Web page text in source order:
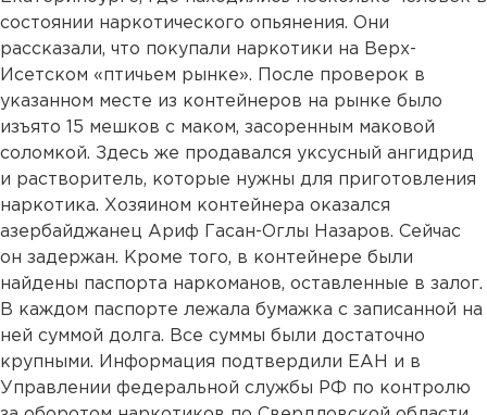
состоянии наркотического опьянения. Они
рассказали, что покупали наркотики на Верх-
Исетском «птичьем рынке». После проверок в
указанном месте из контейнеров на рынке было
изъято 15 мешков с маком, засоренным маковой
соломкой. Здесь же продавался уксусный ангидрид
и растворитель, которые нужны для приготовления
наркотика. Хозяином контейнера оказался
азербайджанец Ариф Гасан-Оглы Назаров. Сейчас
он задержан. Кроме того, в контейнере были
найдены паспорта наркоманов, оставленные в залог.
В каждом паспорте лежала бумажка с записанной на
ней суммой долга. Все суммы были достаточно
крупными. Информация подтвердили ЕАН и в
Управлении федеральной службы РФ по контролю